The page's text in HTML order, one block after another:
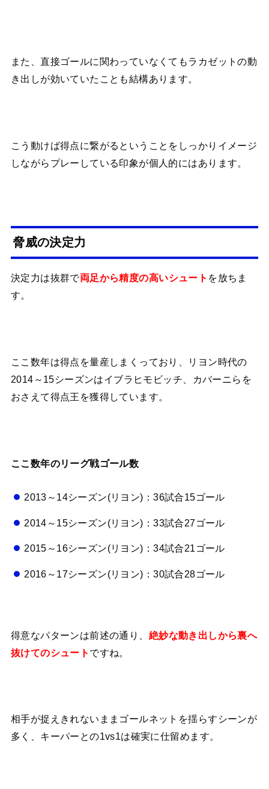
また、直接ゴールに関わっていなくてもラカゼットの動
き出しが効いていたことも結構あります。
こう動けば得点に繋がるということをしっかりイメージ
しながらプレーしている印象が個人的にはあります。
脅威の決定力
決定力は抜群で両足から精度の高いシュート を放ちま
す。
ここ数年は得点を量産しまくっており、リヨン時代の
2014～15シーズンはイブラヒモビッチ、カバーニらを
おさえて得点王を獲得しています。
ここ数年のリーグ戦ゴール数
2013～14シーズン(リヨン)：36試合15ゴール
2014～15シーズン(リヨン)：33試合27ゴール
2015～16シーズン(リヨン)：34試合21ゴール
2016～17シーズン(リヨン)：30試合28ゴール
得意なパターンは前述の通り、 絶妙な動き出しから裏へ
抜けてのシュート ですね。
相手が捉えきれないままゴールネットを揺らすシーンが
多く、キーパーとの1vs1は確実に仕留めます。